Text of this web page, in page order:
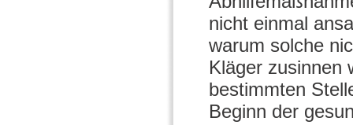
nicht einmal
warum solche
Kläger zusinnen
bestimmten
Beginn der